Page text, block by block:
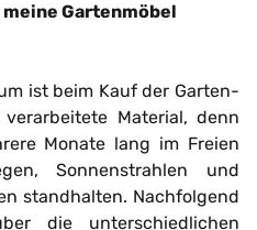
meine Gartenmöbel
ist beim Kauf der Garten-
Material, denn
Monate lang im Freien
Sonnenstrahlen und
standhalten. Nachfolgend
die unterschiedlichen